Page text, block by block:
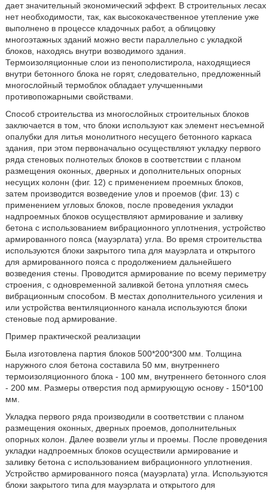
дает значительный экономический эффект. В строительных лесах
нет необходимости, так, как высококачественное утепление уже
выполнено в процессе кладочных работ, а облицовку
многоэтажных зданий можно вести параллельно с укладкой
блоков, находясь внутри возводимого здания.
Термоизоляционные слои из пенополистирола, находящиеся
внутри бетонного блока не горят, следовательно, предложенный
многослойный термоблок обладает улучшенными
противопожарными свойствами.
Способ строительства из многослойных строительных блоков
заключается в том, что блоки используют как элемент несъемной
опалубки для литья монолитного несущего бетонного каркаса
здания, при этом первоначально осуществляют укладку первого
ряда стеновых полнотелых блоков в соответствии с планом
размещения оконных, дверных и дополнительных опорных
несущих колонн (фиг. 12) с применением проемных блоков,
затем производится возведение улов и проемов (фиг. 13) с
применением угловых блоков, после проведения укладки
надпроемных блоков осуществляют армирование и заливку
бетона с использованием вибрационного уплотнения, устройство
армированного пояса (мауэрлата) угла. Во время строительства
используются блоки закрытого типа для мауэрлата и открытого
для армированного пояса с продолжением дальнейшего
возведения стены. Проводится армирование по всему периметру
строения, с одновременной заливкой бетона уплотняя смесь
вибрационным способом. В местах дополнительного усиления и
или устройства вентиляционного канала используются блоки
стеновые под армирование.
Пример практической реализации
Была изготовлена партия блоков 500*200*300 мм. Толщина
наружного слоя бетона составила 50 мм, внутреннего
термоизоляционного блока - 100 мм, внутреннего бетонного слоя
- 200 мм. Размеры отверстия под армирующую основу - 150*100
мм.
Укладка первого ряда производили в соответствии с планом
размещения оконных, дверных проемов, дополнительных
опорных колон. Далее возвели углы и проемы. После проведения
укладки надпроемных блоков осуществили армирование и
заливку бетона с использованием вибрационного уплотнения.
Устройство армированного пояса (мауэрлата) угла. Используются
блоки закрытого типа для мауэрлата и открытого для